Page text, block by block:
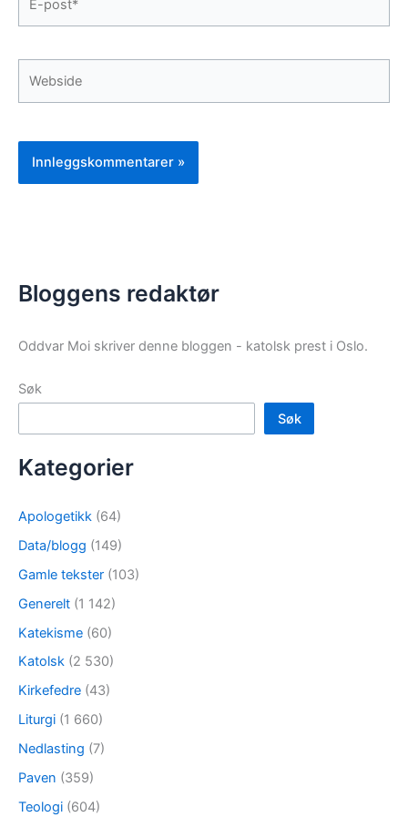
post*
Bloggens redaktør
Oddvar Moi skriver denne bloggen - katolsk prest i Oslo.
Søk
Søk
Kategorier
Apologetikk (64)
Data/blogg (149)
Gamle tekster (103)
Generelt (1 142)
Katekisme (60)
Katolsk (2 530)
Kirkefedre (43)
Liturgi (1 660)
Nedlasting (7)
Paven (359)
Teologi (604)